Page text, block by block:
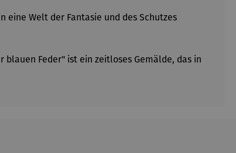
eine Welt der Fantasie und des Schutzes
Feder" ist ein zeitloses Gemälde, das in